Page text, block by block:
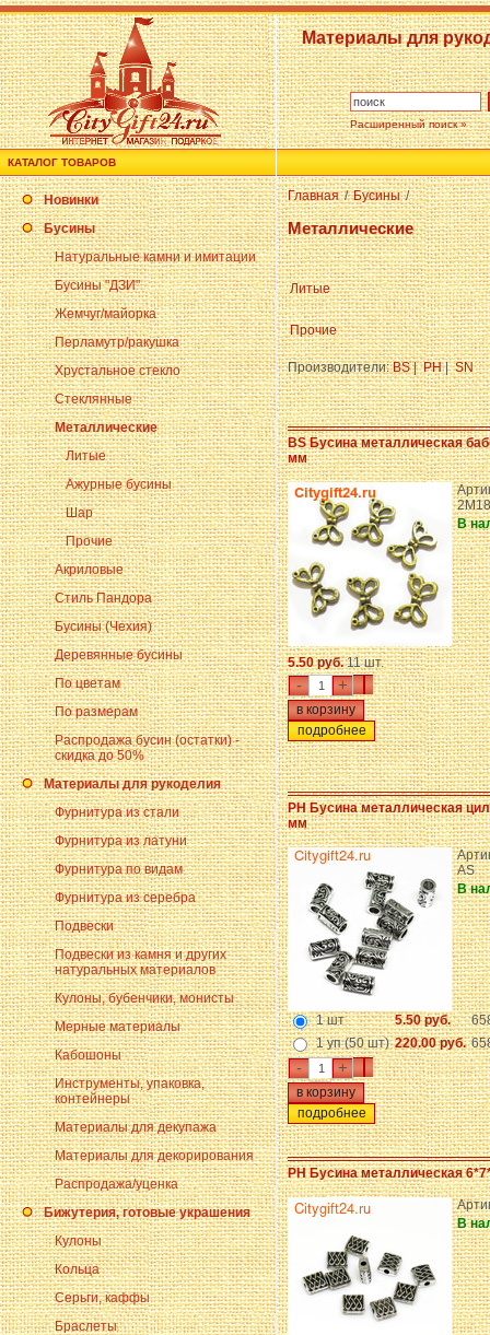
Материалы для
Расширенный поиск »
КАТАЛОГ ТОВАРОВ
Новинки
Бусины
Натуральные камни и имитации
Бусины "ДЗИ"
Жемчуг/майорка
Перламутр/ракушка
Хрустальное стекло
Стеклянные
Металлические
Литые
Ажурные бусины
Шар
Прочие
Акриловые
Стиль Пандора
Бусины (Чехия)
Деревянные бусины
По цветам
По размерам
Распродажа бусин (остатки) -
скидка до 50%
Материалы для рукоделия
Фурнитура из стали
Фурнитура из латуни
Фурнитура по видам
Фурнитура из серебра
Подвески
Подвески из камня и других
натуральных материалов
Кулоны, бубенчики, монисты
Мерные материалы
Кабошоны
Инструменты, упаковка,
контейнеры
Материалы для декупажа
Материалы для декорирования
Распродажа/уценка
Бижутерия, готовые украшения
Кулоны
Кольца
Серьги, каффы
Браслеты
Главная / Бусины /
Металлические
Литые
Прочие
Производители:BS| PH| SN
BS Бусина металлическая
мм
В
5.50 руб.11 шт.
- +
подробнее
PH Бусина металлическая
мм
AS
В
1 шт 5.50 руб.
1 уп (50 шт) 220.00 руб.
- +
подробнее
PH Бусина металлическая
В